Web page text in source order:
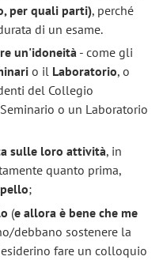
per quali parti), perché
di un esame.
un'idoneità - come gli
o il Laboratorio, o
del Collegio
o un Laboratorio
sulle loro attività, in
quanto prima,
;
(e allora è bene che me
debbano sostenere la
fare un colloquio